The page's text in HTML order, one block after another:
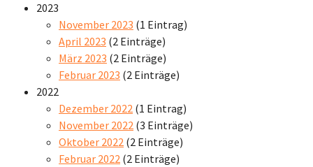
2023
November 2023 (1 Eintrag)
April 2023 (2 Einträge)
März 2023 (2 Einträge)
Februar 2023 (2 Einträge)
2022
Dezember 2022 (1 Eintrag)
November 2022 (3 Einträge)
Oktober 2022 (2 Einträge)
Februar 2022 (2 Einträge)